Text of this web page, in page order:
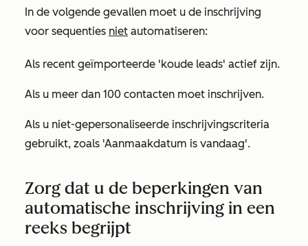
In de volgende gevallen moet u de inschrijving
voor sequenties niet automatiseren:
Als recent geïmporteerde 'koude leads' actief zijn.
Als u meer dan 100 contacten moet inschrijven.
Als u niet-gepersonaliseerde inschrijvingscriteria
gebruikt, zoals 'Aanmaakdatum is vandaag'.
Zorg dat u de beperkingen van
automatische inschrijving in een
reeks begrijpt